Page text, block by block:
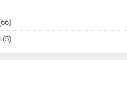
(5)